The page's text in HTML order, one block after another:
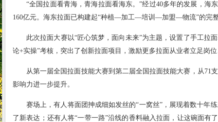
“全国拉面看青海，青海拉面看海东。”经过40多年的发展，海
160亿元。海东拉面已构建起“种植—加工—培训—加盟—物流”的完
此次拉面大赛以“匠心筑梦，面向未来”为主题，设置了手工拉
论+实操”考核，突出了创新拉面项目，激励更多拉面从业者立足岗
从第一届全国拉面技能大赛到第二届全国拉面技能大赛，从71
影响力进一步提升。
赛场上，有人将面团抻成细如发丝的“一窝丝”，展现着数十年
了新表达；还有人将“一带一路”沿线的香料融入拉面，让这碗面有